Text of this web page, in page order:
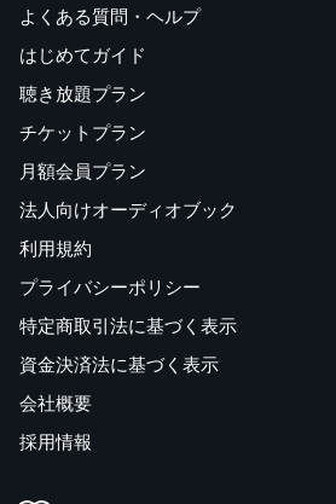
よくある質問・ヘルプ
はじめてガイド
聴き放題プラン
チケットプラン
月額会員プラン
法人向けオーディオブック
利用規約
プライバシーポリシー
特定商取引法に基づく表示
資金決済法に基づく表示
会社概要
採用情報